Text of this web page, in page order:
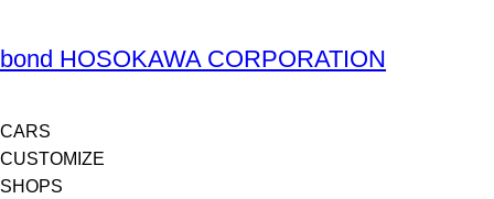
bond HOSOKAWA CORPORATION
CARS
CUSTOMIZE
SHOPS